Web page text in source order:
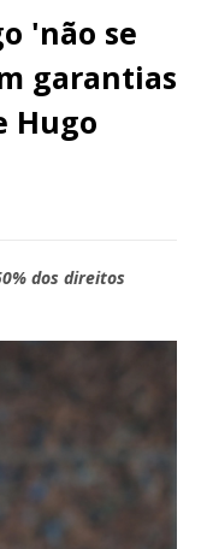
'não se
garantias
Hugo
dos direitos